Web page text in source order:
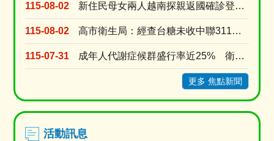
115-08-02 新住民母女兩人越南探親返國確診登革熱 就診未告知旅遊史衛生局依法裁罰
115-08-02 高市衛生局：經查台糖未收中聯311油槽不合格半成品原料油 台糖涉及中聯油品7/9早已預防性下....
115-07-31 成年人代謝症候群盛行率近25% 衛生局推線上線下雙抽獎活動提升正確認
更多 焦點新聞
活動訊息